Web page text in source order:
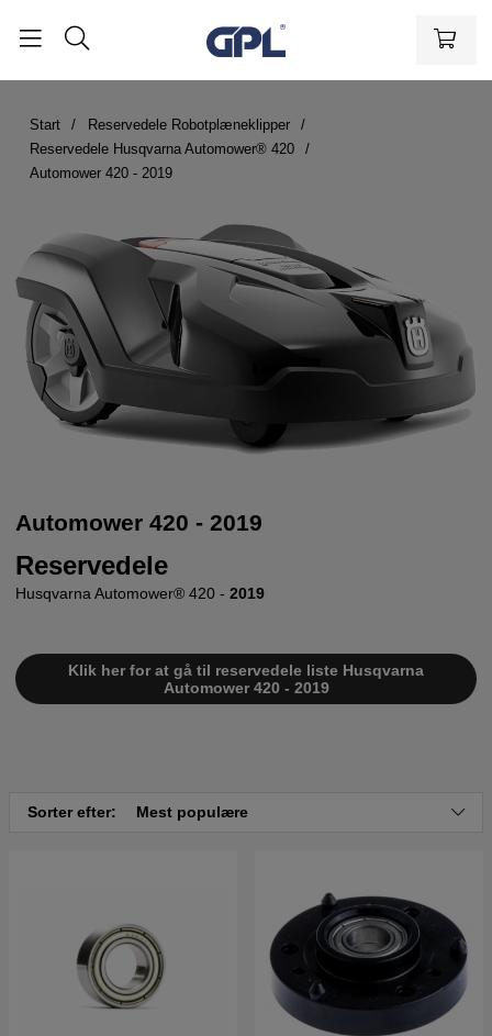
Start
Reservedele Robotplæneklipper
Reservedele Husqvarna Automower® 420
Automower 420 - 2019
Automower 420 - 2019
Reservedele
Husqvarna Automower® 420 - 2019
Klik her for at gå til reservedele liste Husqvarna
Automower 420 - 2019
Sorter efter: Mest populære